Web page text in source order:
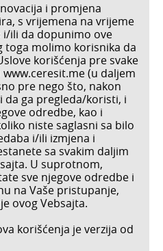
i promjena
s vrijemena na vrijeme
ili da dopunimo ove
toga molimo korisnika da
korišćenja pre svake
(u daljem
pre nego što, nakon
ga pregleda/koristi, i
odredbe, kao i
niste saglasni sa bilo
i/ili izmjena i
sa svakim daljim
U suprotnom,
sve njegove odredbe i
na Vaše pristupanje,
ovog Vebsajta.
korišćenja je verzija od